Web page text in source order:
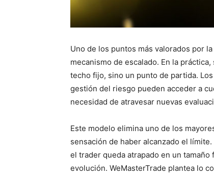
Uno de los puntos más valorados por
mecanismo de escalado. En la
techo fijo, sino un punto de partida.
gestión del riesgo pueden acceder a
necesidad de atravesar nuevas
Este modelo elimina uno de los
sensación de haber alcanzado el
el trader queda atrapado en un tamaño
evolución. WeMasterTrade plantea lo